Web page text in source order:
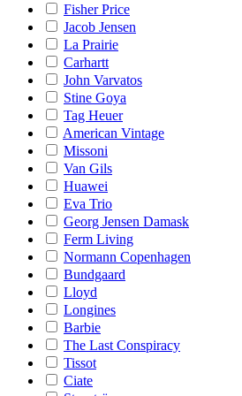
Fisher Price
Jacob Jensen
La Prairie
Carhartt
John Varvatos
Stine Goya
Tag Heuer
American Vintage
Missoni
Van Gils
Huawei
Eva Trio
Georg Jensen Damask
Ferm Living
Normann Copenhagen
Bundgaard
Lloyd
Longines
Barbie
The Last Conspiracy
Tissot
Ciate